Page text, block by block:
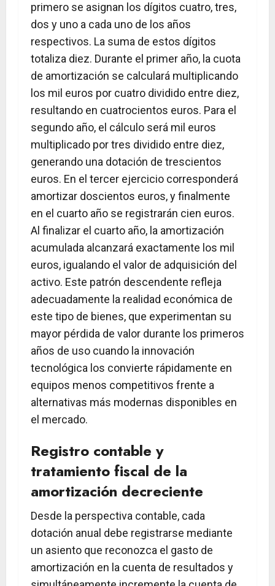
primero se asignan los dígitos cuatro, tres,
dos y uno a cada uno de los años
respectivos. La suma de estos dígitos
totaliza diez. Durante el primer año, la cuota
de amortización se calculará multiplicando
los mil euros por cuatro dividido entre diez,
resultando en cuatrocientos euros. Para el
segundo año, el cálculo será mil euros
multiplicado por tres dividido entre diez,
generando una dotación de trescientos
euros. En el tercer ejercicio corresponderá
amortizar doscientos euros, y finalmente
en el cuarto año se registrarán cien euros.
Al finalizar el cuarto año, la amortización
acumulada alcanzará exactamente los mil
euros, igualando el valor de adquisición del
activo. Este patrón descendente refleja
adecuadamente la realidad económica de
este tipo de bienes, que experimentan su
mayor pérdida de valor durante los primeros
años de uso cuando la innovación
tecnológica los convierte rápidamente en
equipos menos competitivos frente a
alternativas más modernas disponibles en
el mercado.
Registro contable y
tratamiento fiscal de la
amortización decreciente
Desde la perspectiva contable, cada
dotación anual debe registrarse mediante
un asiento que reconozca el gasto de
amortización en la cuenta de resultados y